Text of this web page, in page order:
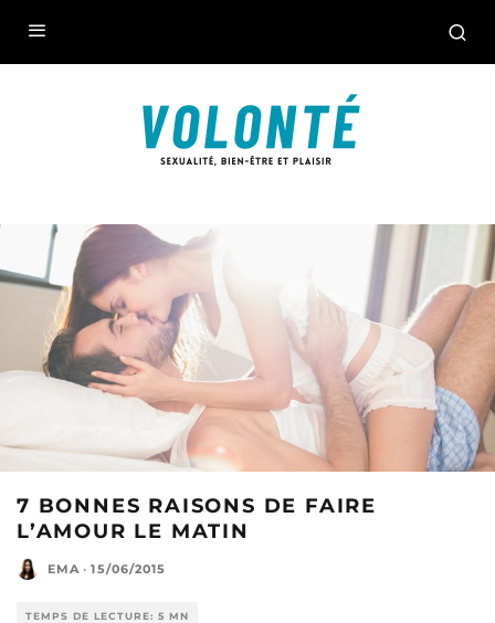
7 BONNES RAISONS DE FAIRE
L’AMOUR LE MATIN
EMA · 15/06/2015
TEMPS DE LECTURE: 5 MN